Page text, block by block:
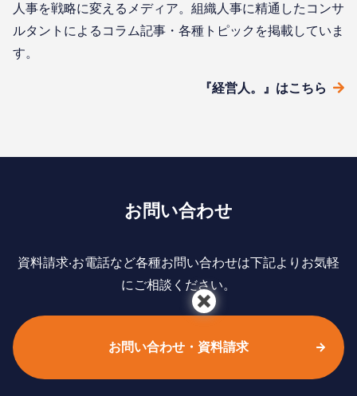
人事を戦略に変えるメディア。組織人事に精通したコンサ
ルタントによるコラム記事・各種トピックを掲載していま
す。
『経営人。』はこちら
お問い合わせ
資料請求‧お電話など各種お問い合わせは下記よりお気軽
にご相談ください。
お問い合わせ・資料請求